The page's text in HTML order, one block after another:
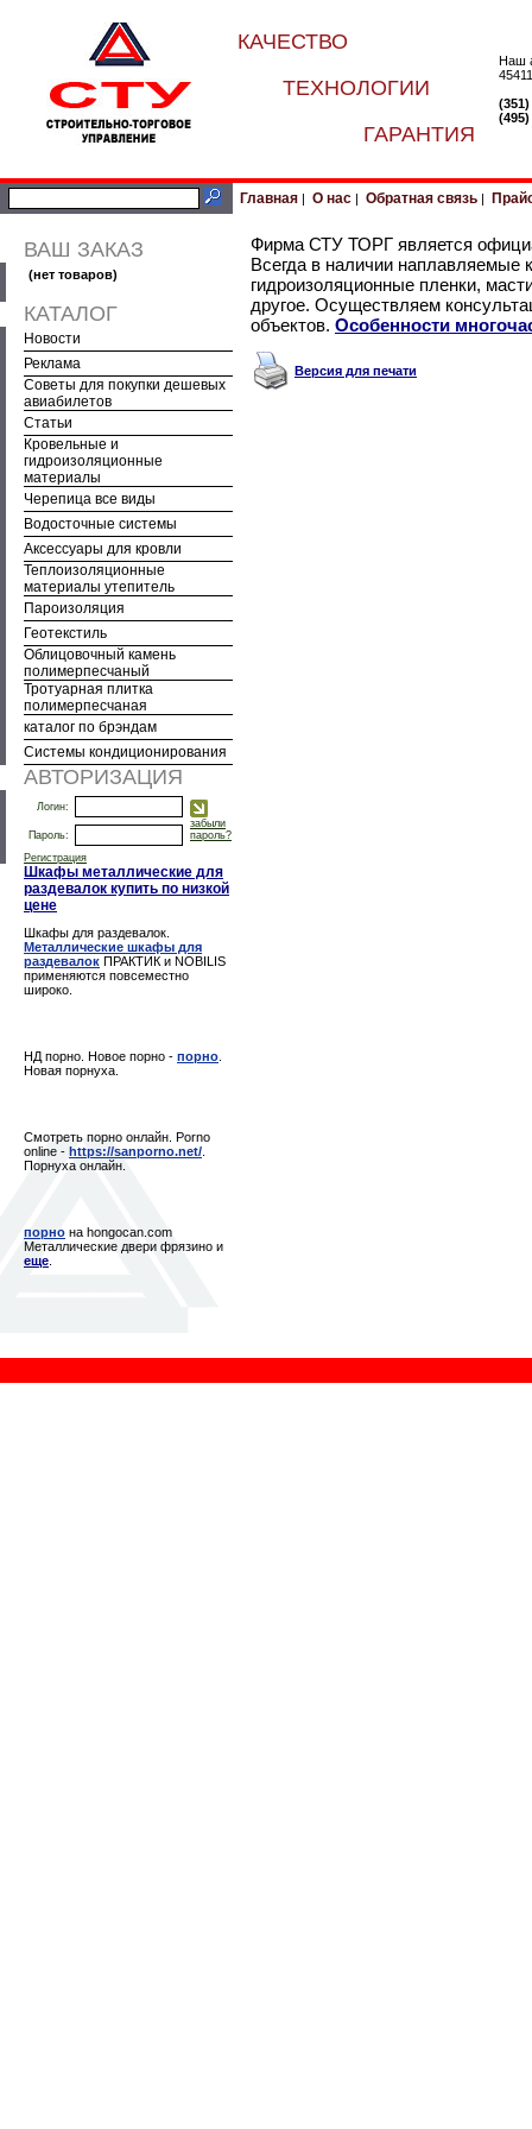
КАЧЕСТВО
ТЕХНОЛОГИИ
ГАРАНТИЯ
Наш
Главная | О нас | Обратная связь |
ВАШ ЗАКАЗ
(нет товаров)
КАТАЛОГ
Новости
Реклама
Советы для покупки дешевых
авиабилетов
Статьи
Кровельные и
гидроизоляционные
материалы
Черепица все виды
Водосточные системы
Аксессуары для кровли
Теплоизоляционные
материалы утепитель
Пароизоляция
Геотекстиль
Облицовочный камень
полимерпесчаный
Тротуарная плитка
полимерпесчаная
каталог по брэндам
Системы кондиционирования
АВТОРИЗАЦИЯ
Логин:
Пароль:
забыли
пароль?
Регистрация
Шкафы металлические для
раздевалок купить по низкой
цене
Шкафы для раздевалок.
Металлические шкафы для
раздевалок ПРАКТИК и NOBILIS
применяются повсеместно
широко.
НД порно. Новое порно - порно
Новая порнуха.
Смотреть порно онлайн. Porno
online - https://sanporno.net/
Порнуха онлайн.
порно на hongocan.com
Металлические двери фрязино и
еще
Фирма СТУ ТОРГ является
Всегда в наличии наплавляемые
гидроизоляционные пленки,
другое. Осуществляем
объектов. Особенности
Версия для печати